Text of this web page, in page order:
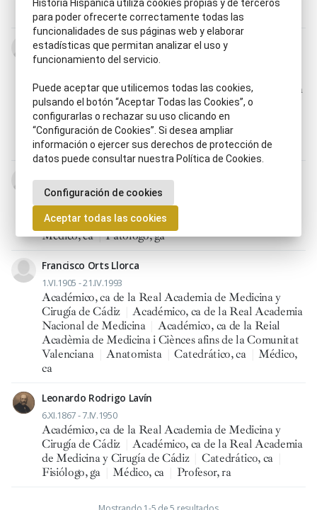
Oftalmólogo, ga
Francisco Martín Lagos
7.XI.1897 - 4.XI.1972
Cirugía de Cádiz|Académico, ca de la Real Academia
Nacional de Medicina|Académico, ca de la Reial
Acadèmia de Medicina i Ciènces afins de la Comunitat
Valenciana |Catedrático, ca|Cirujano, na
ca|Patólogo, ga
13.II.1934 - 21.VII.2000
Académico, ca de la Real Academia de Medicina y
Cirugía de Cádiz| Catedrático, ca
Médico, ca|Patólogo, ga
Francisco Orts Llorca
1.VI.1905 - 21.IV.1993
Académico, ca de la Real Academia de Medicina y
Cirugía de Cádiz
Académico, ca de la Real Academia
Nacional de Medicina
Académico, ca de la Reial
Acadèmia de Medicina i Ciènces afins de la Comunitat
Valenciana
Anatomista Catedrático, ca
Médico,
ca
Leonardo Rodrigo Lavín
6.XI.1867 - 7.IV.1950
Académico, ca de la Real Academia de Medicina y
Cirugía de Cádiz
Académico, ca de la Real Academia
de Medicina y Cirugía de Cádiz
Catedrático, ca
Fisiólogo, ga
Médico, ca Profesor, ra
Historia Hispánica utiliza cookies propias y de terceros
para poder ofrecerte correctamente todas las
funcionalidades de sus páginas web y elaborar
estadísticas que permitan analizar el uso y
funcionamiento del servicio.
Puede aceptar que utilicemos todas las cookies,
pulsando el botón “Aceptar Todas las Cookies”, o
configurarlas o rechazar su uso clicando en
“Configuración de Cookies”. Si desea ampliar
información o ejercer sus derechos de protección de
datos puede consultar nuestra Política de Cookies.
Configuración de cookies
Aceptar todas las cookies